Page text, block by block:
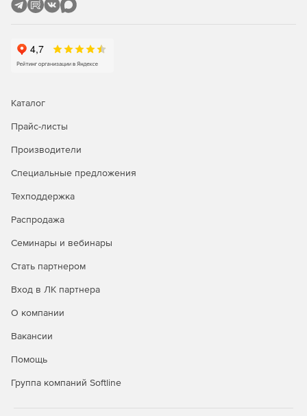
Каталог
Прайс-листы
Производители
Специальные предложения
Техподдержка
Распродажа
Семинары и вебинары
Стать партнером
Вход в ЛК партнера
О компании
Вакансии
Помощь
Группа компаний Softline